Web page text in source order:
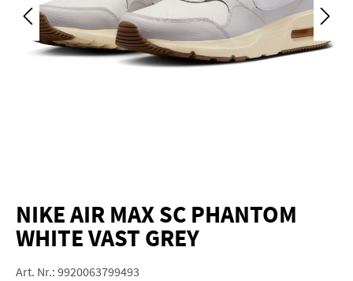
NIKE AIR MAX SC PHANTOM
WHITE VAST GREY
Art. Nr.: 9920063799493